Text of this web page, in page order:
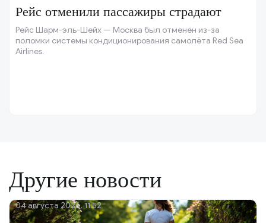
Рейс отменили пассажиры страдают
Рейс Шарм-эль-Шейх — Москва был отменён из-за
поломки системы кондиционирования самолёта Red Sea
Airlines.
Другие новости
04 августа 2026, 11:52